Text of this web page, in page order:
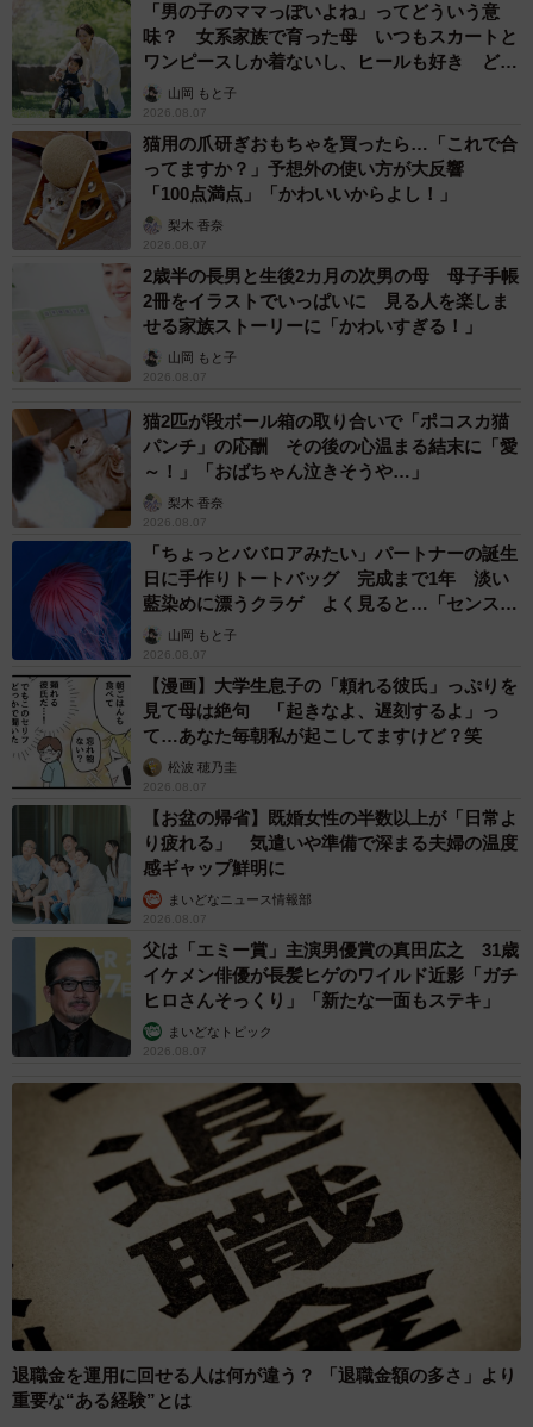
「男の子のママっぽいよね」ってどういう意
味？ 女系家族で育った母 いつもスカートと
ワンピースしか着ないし、ヒールも好き どの
へんが…
山岡 もと子
2026.08.07
猫用の爪研ぎおもちゃを買ったら…「これで合
ってますか？」予想外の使い方が大反響
「100点満点」「かわいいからよし！」
梨木 香奈
2026.08.07
2歳半の長男と生後2カ月の次男の母 母子手帳
2冊をイラストでいっぱいに 見る人を楽しま
せる家族ストーリーに「かわいすぎる！」
山岡 もと子
2026.08.07
猫2匹が段ボール箱の取り合いで「ポコスカ猫
パンチ」の応酬 その後の心温まる結末に「愛
～！」「おばちゃん泣きそうや…」
梨木 香奈
2026.08.07
「ちょっとババロアみたい」パートナーの誕生
日に手作りトートバッグ 完成まで1年 淡い
藍染めに漂うクラゲ よく見ると…「センスす
ごい」山岡 もと子
2026.08.07
【漫画】大学生息子の「頼れる彼氏」っぷりを
見て母は絶句 「起きなよ、遅刻するよ」っ
て…あなた毎朝私が起こしてますけど？笑
松波 穂乃圭
2026.08.07
【お盆の帰省】既婚女性の半数以上が「日常よ
り疲れる」 気遣いや準備で深まる夫婦の温度
感ギャップ鮮明に
まいどなニュース情報部
2026.08.07
父は「エミー賞」主演男優賞の真田広之 31歳
イケメン俳優が長髪ヒゲのワイルド近影「ガチ
ヒロさんそっくり」「新たな一面もステキ」
まいどなトピック
2026.08.07
退職金を運用に回せる人は何が違う？ 「退職金額の多さ」より
重要な“ある経験”とは